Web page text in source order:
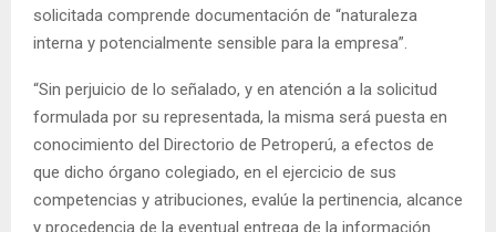
solicitada comprende documentación de “naturaleza
interna y potencialmente sensible para la empresa”.
“Sin perjuicio de lo señalado, y en atención a la solicitud
formulada por su representada, la misma será puesta en
conocimiento del Directorio de Petroperú, a efectos de
que dicho órgano colegiado, en el ejercicio de sus
competencias y atribuciones, evalúe la pertinencia, alcance
y procedencia de la eventual entrega de la información